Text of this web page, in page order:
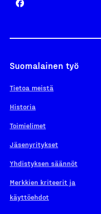
Suomalainen työ
Tietoa meistä
Historia
Toimielimet
Jäsenyritykset
Yhdistyksen säännöt
Merkkien kriteerit ja
käyttöehdot